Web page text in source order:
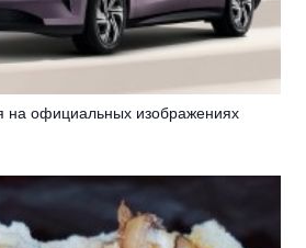
на официальных изображениях